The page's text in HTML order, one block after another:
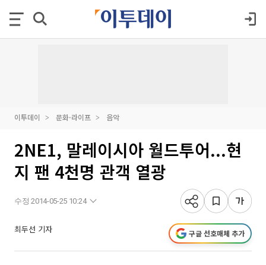
이투데이 문화·라이프 음악
2NE1, 말레이시아 월드투어...현
지 팬 4천명 관객 열광
수정 2014-05-25 10:24
최두선 기자 구글 선호매체 추가